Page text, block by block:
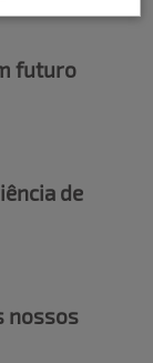
futuro
de
nossos